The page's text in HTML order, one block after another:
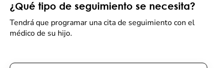
¿Qué tipo de seguimiento se necesita?
Tendrá que programar una cita de seguimiento con el
médico de su hijo.